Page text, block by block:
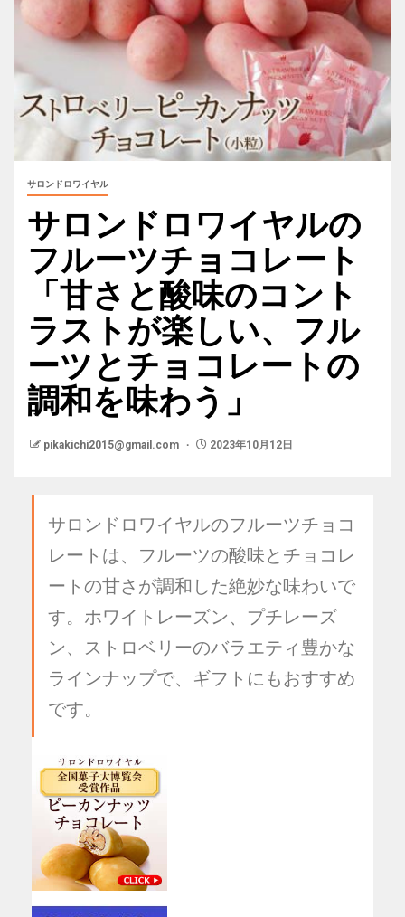
サロンドロワイヤル
サロンドロワイヤルの
フルーツチョコレート
「甘さと酸味のコント
ラストが楽しい、フル
ーツとチョコレートの
調和を味わう」
pikakichi2015@gmail.com 2023年10月12日
サロンドロワイヤルのフルーツチョコ
レートは、フルーツの酸味とチョコレ
ートの甘さが調和した絶妙な味わいで
す。ホワイトレーズン、プチレーズ
ン、ストロベリーのバラエティ豊かな
ラインナップで、ギフトにもおすすめ
です。